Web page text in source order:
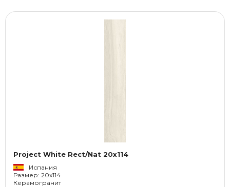
Project White Rect/Nat 20x114
Испания
Размер: 20x114
Керамогранит